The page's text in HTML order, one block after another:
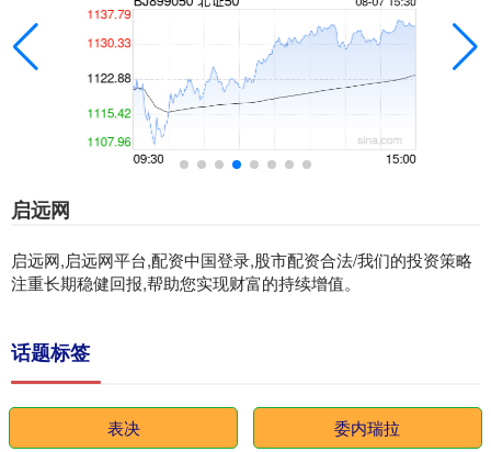
启远网
启远网,启远网平台,配资中国登录,股市配资合法/我们的投资策略
注重长期稳健回报,帮助您实现财富的持续增值。
话题标签
表决 委内瑞拉